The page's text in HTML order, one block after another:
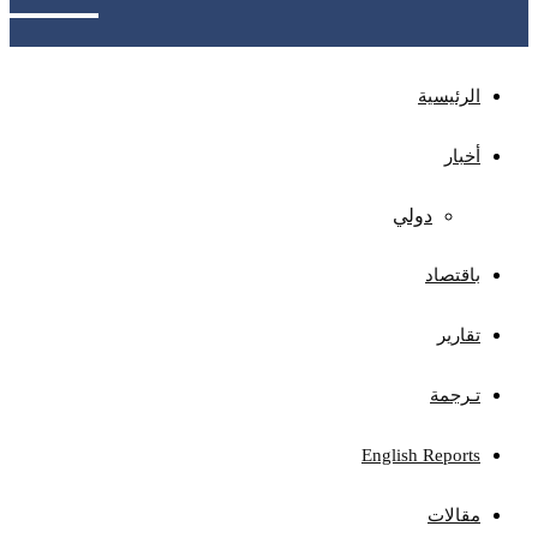
الرئيسية
أخبار
دولي
باقتصاد
تقارير
تـرجمة
English Reports
مقالات